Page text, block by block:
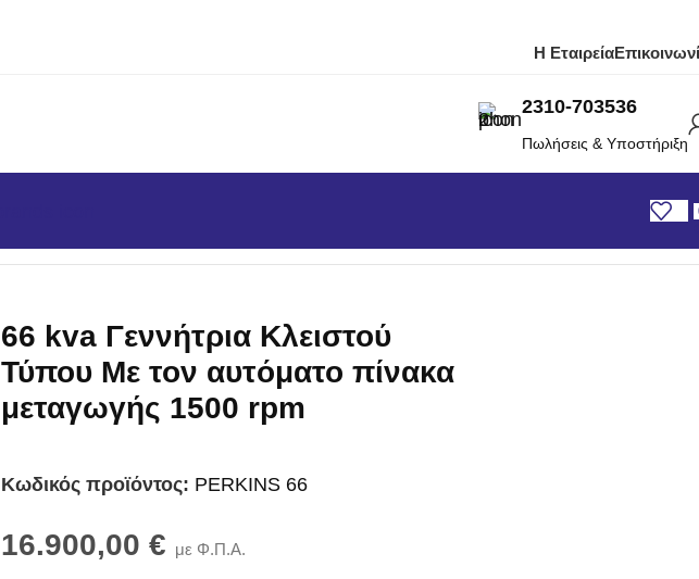
Η Εταιρεία
2310-703536
Πωλήσεις & Υποστήριξη
66 kva Γεννήτρια Κλειστού
Τύπου Με τον αυτόματο πίνακα
μεταγωγής 1500 rpm
Κωδικός προϊόντος: PERKINS 66
16.900,00 € με Φ.Π.Α.